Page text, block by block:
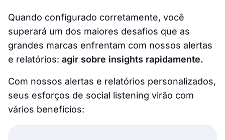
Quando configurado corretamente, você
superará um dos maiores desafios que as
grandes marcas enfrentam com nossos alertas
e relatórios: agir sobre insights rapidamente.
Com nossos alertas e relatórios personalizados,
seus esforços de social listening virão com
vários benefícios: